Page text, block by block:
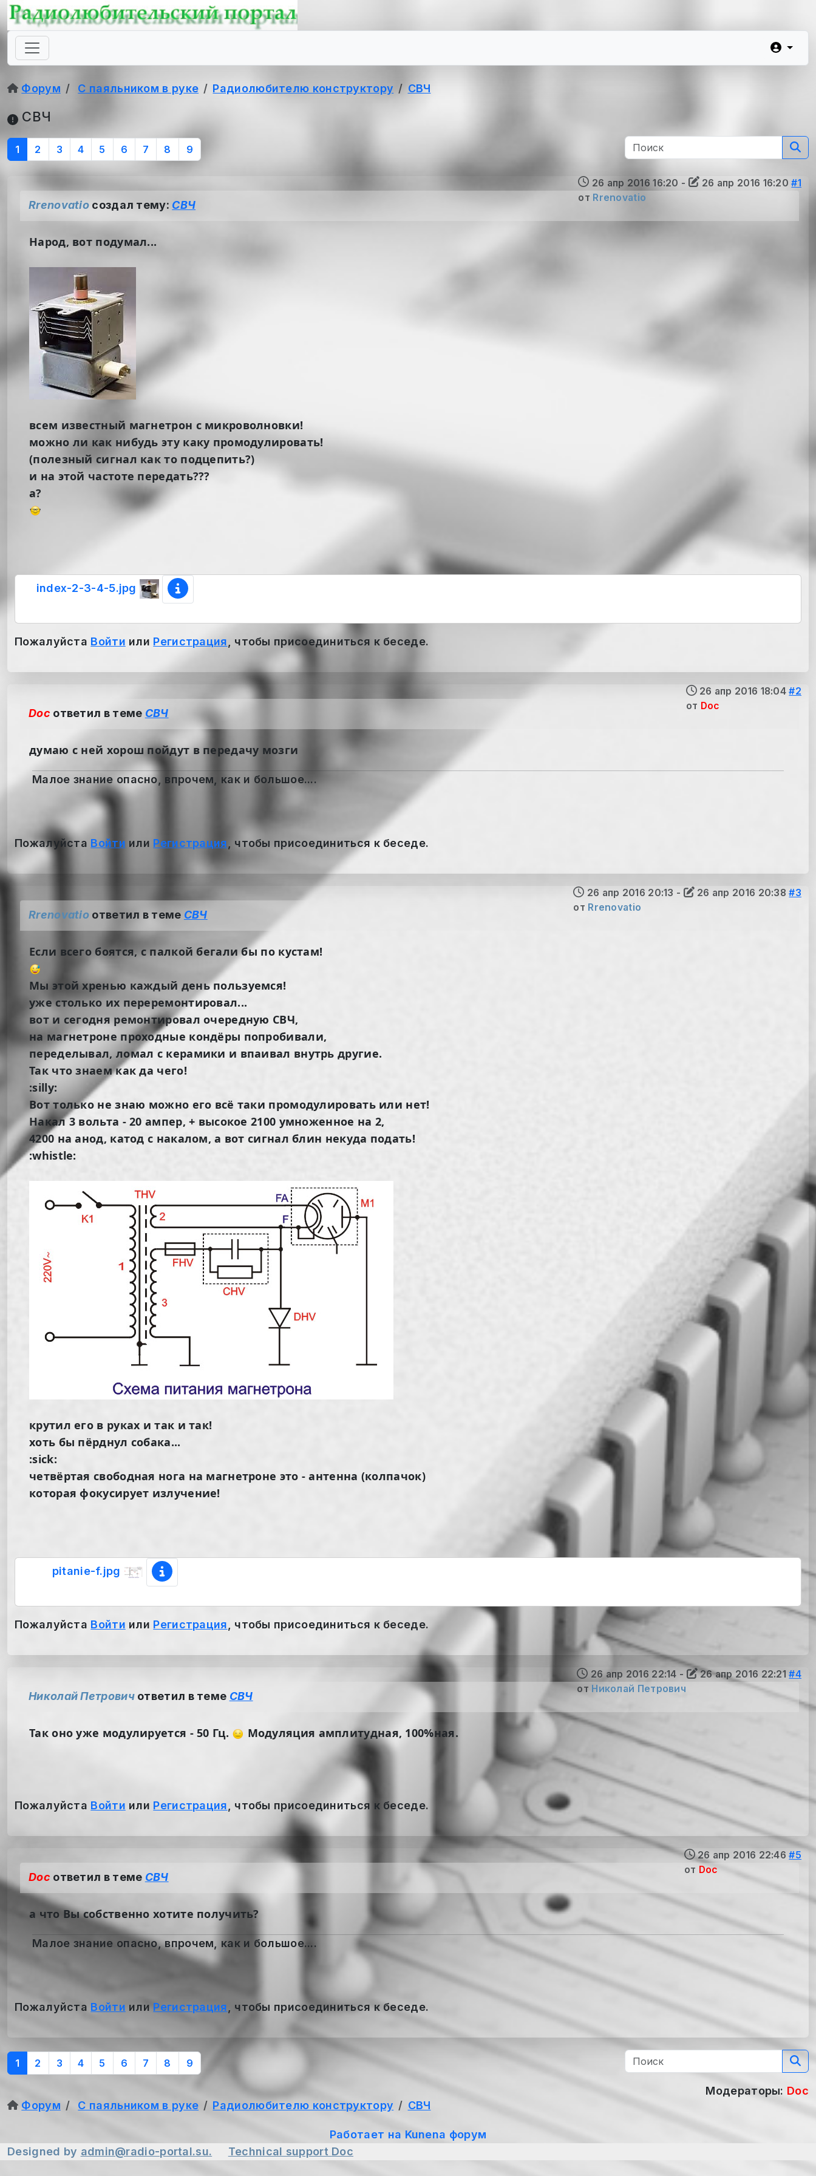
Форум С паяльником в руке Радиолюбителю конструктору СВЧ
СВЧ
1 2 3 4 5 6 7 8 9
26 апр 2016 16:20 - 26 апр 2016 16:20 #1
от Rrenovatio
Rrenovatio создал тему: СВЧ
Народ, вот подумал...
всем известный магнетрон с микроволновки!
можно ли как нибудь эту каку промодулировать!
(полезный сигнал как то подцепить?)
и на этой частоте передать???
а?
index-2-3-4-5.jpg
Пожалуйста Войти или Регистрация , чтобы присоединиться к беседе.
26 апр 2016 18:04 #2
от Doc
Doc ответил в теме СВЧ
думаю с ней хорош пойдут в передачу мозги
Малое знание опасно, впрочем, как и большое....
Пожалуйста Войти или Регистрация , чтобы присоединиться к беседе.
26 апр 2016 20:13 - 26 апр 2016 20:38 #3
от Rrenovatio
Rrenovatio ответил в теме СВЧ
Если всего боятся, с палкой бегали бы по кустам!
Мы этой хренью каждый день пользуемся!
уже столько их переремонтировал...
вот и сегодня ремонтировал очередную СВЧ,
на магнетроне проходные кондёры попробивали,
переделывал, ломал с керамики и впаивал внутрь другие.
Так что знаем как да чего!
:silly:
Вот только не знаю можно его всё таки промодулировать или нет!
Накал 3 вольта - 20 ампер, + высокое 2100 умноженное на 2,
4200 на анод, катод с накалом, а вот сигнал блин некуда подать!
:whistle:
крутил его в руках и так и так!
хоть бы пёрднул собака...
:sick:
четвёртая свободная нога на магнетроне это - антенна (колпачок)
которая фокусирует излучение!
pitanie-f.jpg
Пожалуйста Войти или Регистрация , чтобы присоединиться к беседе.
26 апр 2016 22:14 - 26 апр 2016 22:21 #4
от Николай Петрович
Николай Петровичответил в теме СВЧ
Так оно уже модулируется - 50 Гц. Модуляция амплитудная, 100%ная.
Пожалуйста Войти или Регистрация , чтобы присоединиться к беседе.
26 апр 2016 22:46 #5
от Doc
Doc ответил в теме СВЧ
а что Вы собственно хотите получить?
Малое знание опасно, впрочем, как и большое....
Пожалуйста Войти или Регистрация , чтобы присоединиться к беседе.
1 2 3 4 5 6 7 8 9
Модераторы: Doc
Форум
С паяльником в руке Радиолюбителю конструктору СВЧ
Работает на Kunena форум
Designed by admin@radio-portal.su. Technical support Doc